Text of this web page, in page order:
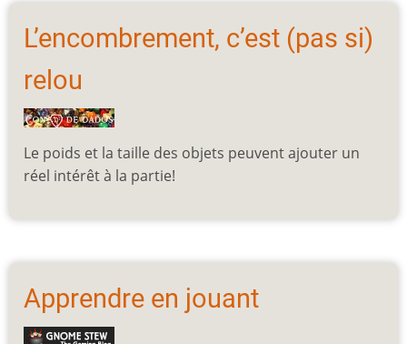
L’encombrement, c’est (pas si)
relou
Le poids et la taille des objets peuvent ajouter un
réel intérêt à la partie!
Apprendre en jouant